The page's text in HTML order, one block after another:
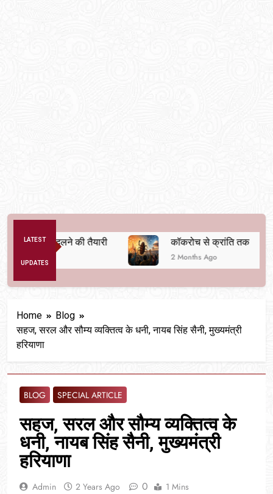
LATEST
UPDATES
बदलने की तैयारी कॉकरोच से क्रांति तक
2 Months Ago
Home
Blog
सहज, सरल और सौम्य व्यक्तित्व के धनी, नायब सिंह सैनी, मुख्यमंत्री
हरियाणा
BLOG SPECIAL ARTICLE
सहज, सरल और सौम्य व्यक्तित्व के
धनी, नायब सिंह सैनी, मुख्यमंत्री
हरियाणा
Admin 2 Years Ago 0 1 Mins